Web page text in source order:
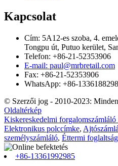
Kapcsolat
Cím: 5A12-es szoba, 4.
Tongpu út, Putuo kerület,
Telefon: +86-21-52353906
E-mail: paul@mrbretail.com
Fax: +86-21-52353906
WhatsApp: +86-
© Szerzői jog - 2010-2023:
Oldaltérkép
Kiskereskedelmi forgalomszámláló
Elektronikus polccímke,
személyszámláló, Éttermi
+86-13361992985